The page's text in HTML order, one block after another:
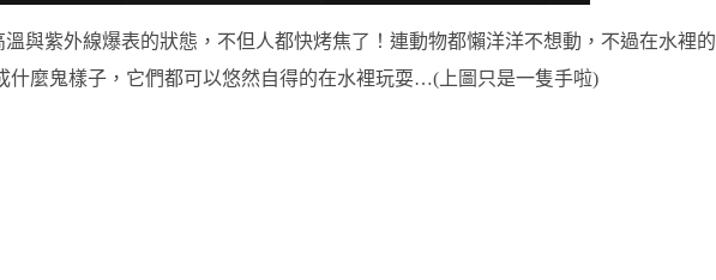
溫與紫外線爆表的狀態，不但人都快烤焦了！連動物都懶洋洋不想動，不過在水裡的
什麼鬼樣子，它們都可以悠然自得的在水裡玩耍…(上圖只是一隻手啦)